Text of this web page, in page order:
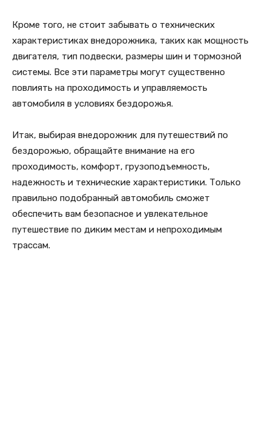
Кроме того, не стоит забывать о технических
характеристиках внедорожника, таких как мощность
двигателя, тип подвески, размеры шин и тормозной
системы. Все эти параметры могут существенно
повлиять на проходимость и управляемость
автомобиля в условиях бездорожья.
Итак, выбирая внедорожник для путешествий по
бездорожью, обращайте внимание на его
проходимость, комфорт, грузоподъемность,
надежность и технические характеристики. Только
правильно подобранный автомобиль сможет
обеспечить вам безопасное и увлекательное
путешествие по диким местам и непроходимым
трассам.